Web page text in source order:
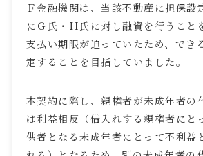
Ｆ金融機関は、当該不動産に担保設
にＧ氏・Ｈ氏に対し融資を行うこと
支払い期限が迫っていたため、でき
定することを目指していました。
本契約に際し、親権者が未成年者の
は利益相反（借入れする親権者にと
供者となる未成年者にとって不利益